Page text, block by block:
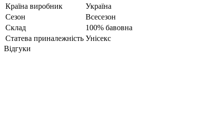
Країна виробник
Україна
Сезон
Всесезон
Склад
100% бавовна
Статева приналежність Унісекс
Відгуки